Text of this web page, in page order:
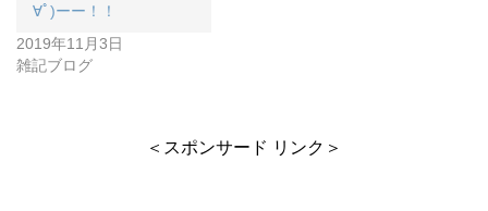
∀ﾟ)ーー！！
2019年11月3日
雑記ブログ
＜スポンサード リンク＞